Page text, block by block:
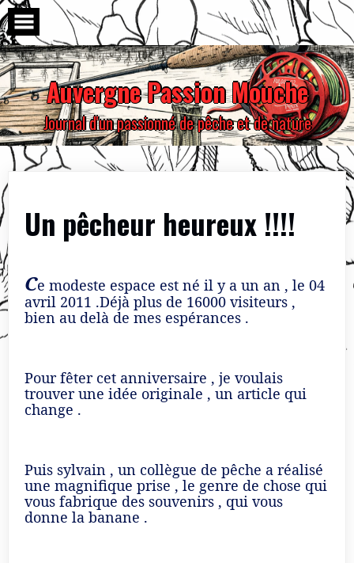
Skip
to
content
Auvergne Passion Mouche
Journal d'un passionné de pêche et de nature
Un pêcheur heureux !!!!
Ce modeste espace est né il y a un an , le 04
avril 2011 .Déjà plus de 16000 visiteurs ,
bien au delà de mes espérances .
Pour fêter cet anniversaire , je voulais
trouver une idée originale , un article qui
change .
Puis sylvain , un collègue de pêche a réalisé
une magnifique prise , le genre de chose qui
vous fabrique des souvenirs , qui vous
donne la banane .